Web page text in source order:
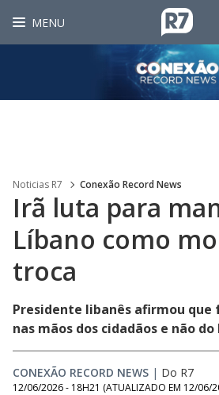
MENU
Noticias R7 Conexão Record News
Irã luta para
Líbano como
troca
Presidente libanês afirmou que
nas mãos dos cidadãos e não
CONEXÃO RECORD NEWS | Do R7
12/06/2026 - 18H21 (ATUALIZADO EM 12/06/